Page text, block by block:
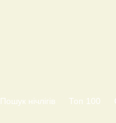
Пошук нічлігів Топ 100